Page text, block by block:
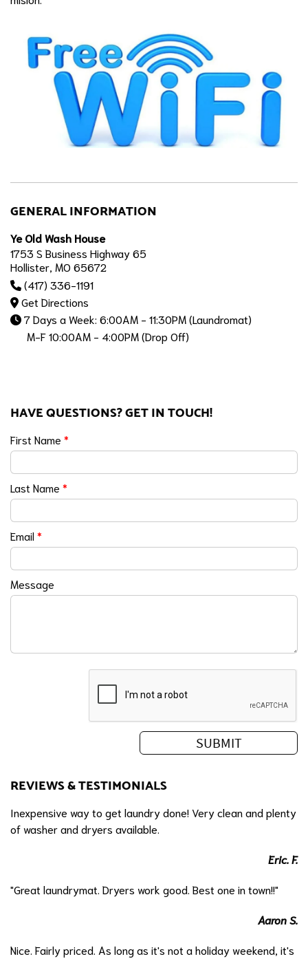
GENERAL INFORMATION
Ye Old Wash House
1753 S Business Highway 65
Hollister, MO 65672
(417) 336-1191
Get Directions
7 Days a Week: 6:00AM - 11:30PM (Laundromat)
M-F 10:00AM - 4:00PM (Drop Off)
HAVE QUESTIONS? GET IN TOUCH!
First Name *
Last Name *
Email*
Message
REVIEWS & TESTIMONIALS
Inexpensive way to get laundry done! Very clean and plenty
of washer and dryers available.
Eric. F.
"Great laundrymat. Dryers work good. Best one in town!!"
Aaron S.
Nice. Fairly priced. As long as it's not a holiday weekend, it's